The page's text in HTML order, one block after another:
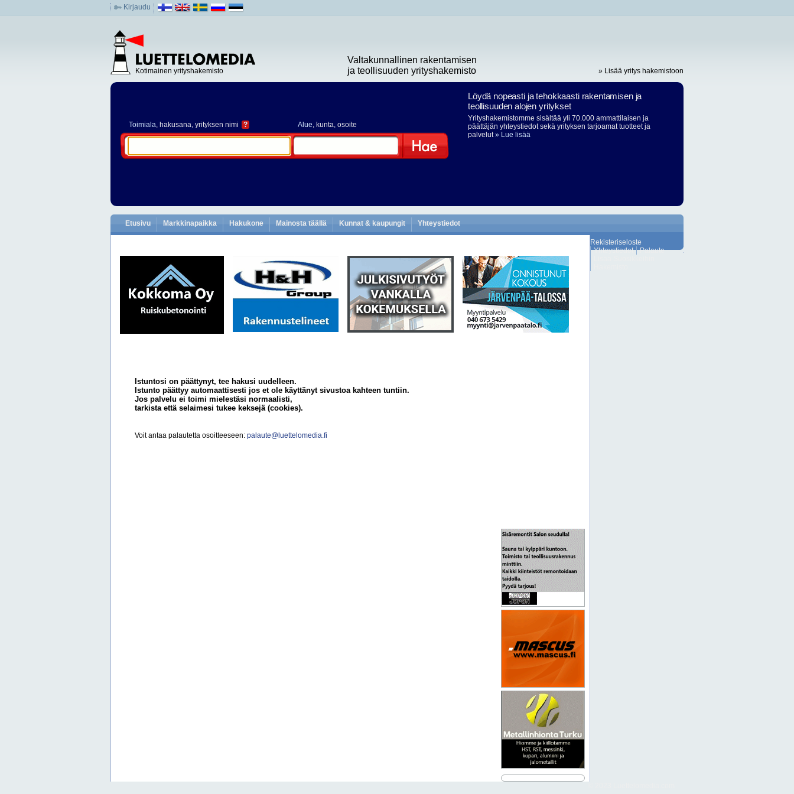
Kirjaudu
Kotimainen yrityshakemisto
Valtakunnallinen rakentamisen
ja teollisuuden yrityshakemisto
» Lisää yritys hakemistoon
Toimiala, hakusana, yrityksen nimi ? Alue, kunta, osoite
Löydä nopeasti ja tehokkaasti rakentamisen ja
teollisuuden alojen yritykset
Yrityshakemistomme sisältää yli 70.000 ammattilaisen ja
päättäjän yhteystiedot sekä yrityksen tarjoamat tuotteet ja
palvelut» Lue lisää
Etusivu Markkinapaikka Hakukone Mainosta täällä Kunnat & kaupungit Yhteystiedot
Istuntosi on päättynyt, tee hakusi uudelleen.
Istunto päättyy automaattisesti jos et ole käyttänyt sivustoa kahteen tuntiin.
Jos palvelu ei toimi mielestäsi normaalisti,
tarkista että selaimesi tukee keksejä (cookies).
Voit antaa palautetta osoitteeseen: palaute@luettelomedia.fi
Rekisteriseloste
Yhteystiedot
Palaute